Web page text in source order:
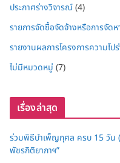
ประกาศร่างวิจารณ์(4)
รายการจัดซื้อจัดจ้างหรือการจั
รายงานผลการโครงการความโป
ไม่มีหมวดหมู่ (7)
เรื่องล่าสุด
ร่วมพิธีบำเพ็ญกุศล ครบ 15 วัน
พัชรกิติยาภาฯ”